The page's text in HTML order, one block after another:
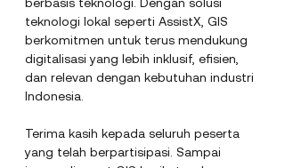
teknologi lokal seperti AssistX, GIS
berkomitmen untuk terus mendukung
digitalisasi yang lebih inklusif, efisien,
dan relevan dengan kebutuhan industri
Indonesia.
Terima kasih kepada seluruh peserta
yang telah berpartisipasi. Sampai